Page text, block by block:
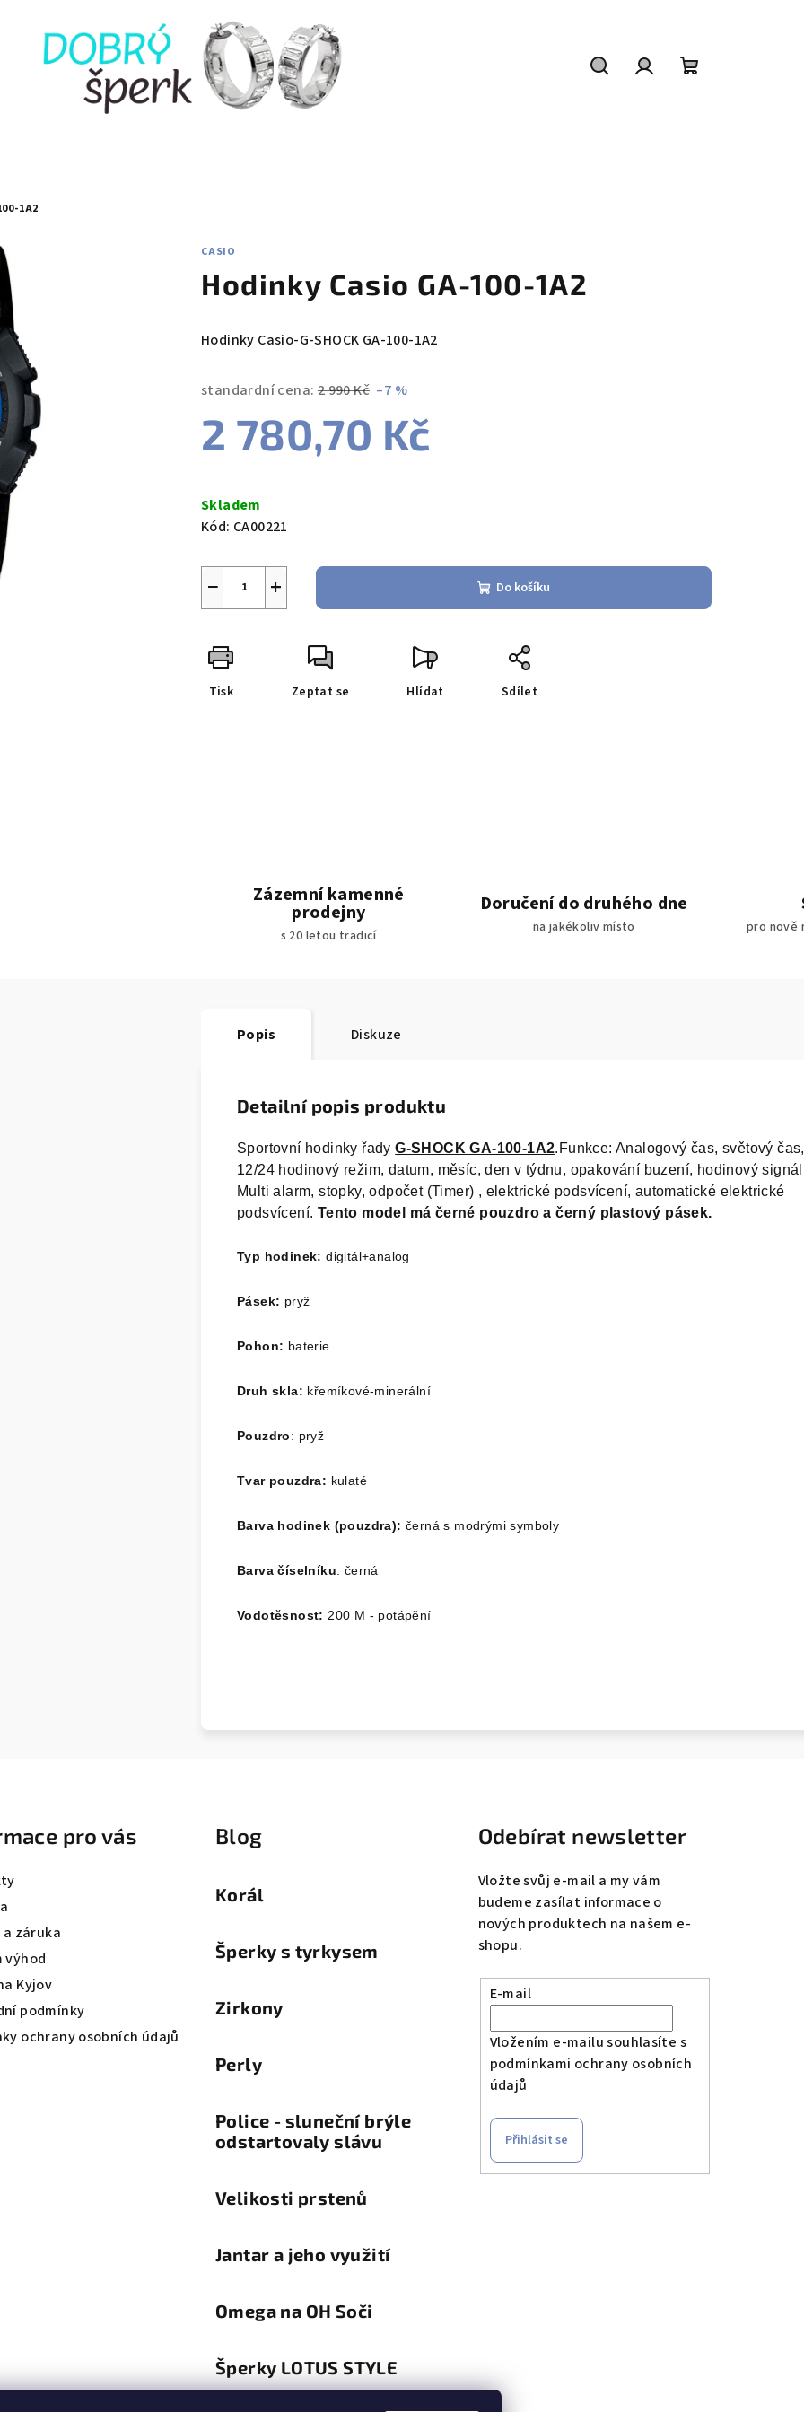
1A2
CASIO
Hodinky Casio GA-100-1A2
Hodinky Casio-G-SHOCK GA-100-1A2
standardní cena: 2 990 Kč –7 %
2 780,70 Kč
cena:
Skladem
Kód: CA00221
+
− Do košíku
Tisk Zeptat se Hlídat Sdílet
Zázemní kamenné
prodejny
s 20 letou tradicí
Doručení do druhého dne
na jakékoliv místo pro nově
Popis Diskuze
Detailní popis produktu
Sportovní hodinky řadyG-SHOCK GA-100-1A2.Funkce: Analogový čas, světový čas,
12/24 hodinový režim, datum, měsíc, den v týdnu, opakování buzení, hodinový
Multi alarm, stopky, odpočet (Timer) , elektrické podsvícení, automatické elektrické
podsvícení. Tento model má černé pouzdro a černý plastový pásek.
Typ hodinek:digitál+analog
Pásek: pryž
Pohon: baterie
Druh skla: křemíkové-minerální
Pouzdro: pryž
Tvar pouzdra: kulaté
Barva hodinek (pouzdra): černá s modrými symboly
Barva číselníku: černá
Vodotěsnost: 200 M - potápění
pro vás
záruka
výhod
Kyjov
podmínky
ochrany osobních údajů
Blog
Korál
Šperky s tyrkysem
Zirkony
Perly
Police - sluneční brýle
odstartovaly slávu
Velikosti prstenů
Jantar a jeho využití
Omega na OH Soči
Šperky LOTUS STYLE
Odebírat newsletter
Vložte svůj e-mail a my vám
budeme zasílat informace o
nových produktech na našem e-
shopu.
E-mail
Vložením e-mailu souhlasíte s
podmínkami ochrany osobních
údajů
Přihlásit se